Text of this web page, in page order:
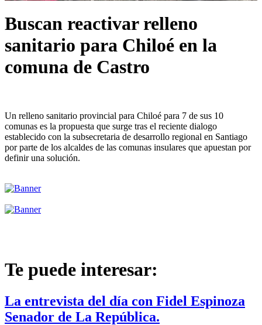
Buscan reactivar relleno
sanitario para Chiloé en la
comuna de Castro
Un relleno sanitario provincial para Chiloé para 7 de sus 10
comunas es la propuesta que surge tras el reciente dialogo
establecido con la subsecretaria de desarrollo regional en Santiago
por parte de los alcaldes de las comunas insulares que apuestan por
definir una solución.
Te puede interesar:
La entrevista del día con Fidel Espinoza
Senador de La República.